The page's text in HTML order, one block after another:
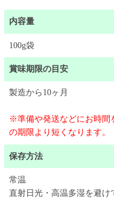
内容量
100g袋
賞味期限の目安
製造から10ヶ月
※準備や発送などにお時間
の期限より短くなります。
保存方法
常温
直射日光・高温多湿を避け